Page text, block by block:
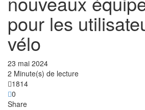
pour les
vélo
23 mai 2024
2 Minute(s) de lecture
1814
0
Share